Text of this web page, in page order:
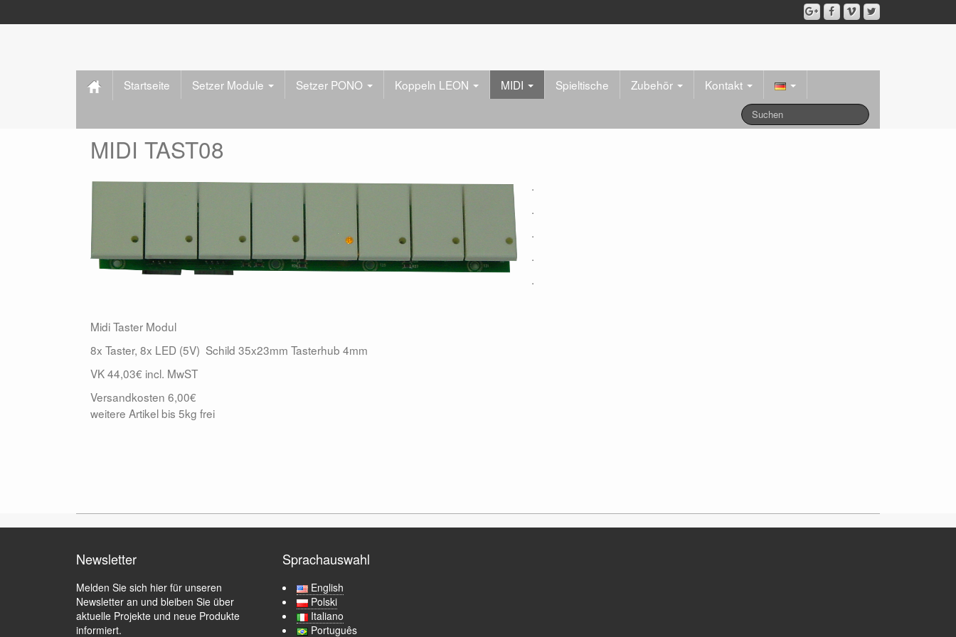
Startseite Setzer Module Setzer PONO Koppeln LEON MIDI Spieltische Zubehör Kontakt
MIDI TAST08
.
.
.
.
.
Midi Taster Modul
8x Taster, 8x LED (5V) Schild 35x23mm Tasterhub 4mm
VK 44,03€ incl. MwST
Versandkosten 6,00€
weitere Artikel bis 5kg frei
Newsletter
Melden Sie sich hier für unseren
Newsletter an und bleiben Sie über
aktuelle Projekte und neue Produkte
informiert.
Sprachauswahl
English
Polski
Italiano
Português